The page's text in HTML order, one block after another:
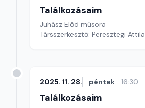
Találkozásaim
Juhász Előd műsora
Társszerkesztő: Peresztegi Attila
2025. 11. 28. péntek 16:30
Találkozásaim